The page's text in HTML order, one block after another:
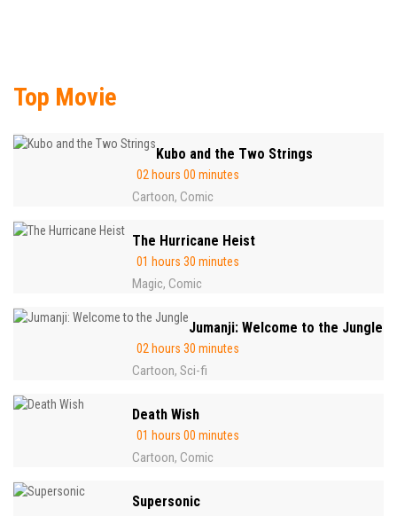
Top Movie
Kubo and the Two Strings
02 hours 00 minutes
Cartoon, Comic
The Hurricane Heist
01 hours 30 minutes
Magic, Comic
Jumanji: Welcome to the Jungle
02 hours 30 minutes
Cartoon, Sci-fi
Death Wish
01 hours 00 minutes
Cartoon, Comic
Supersonic